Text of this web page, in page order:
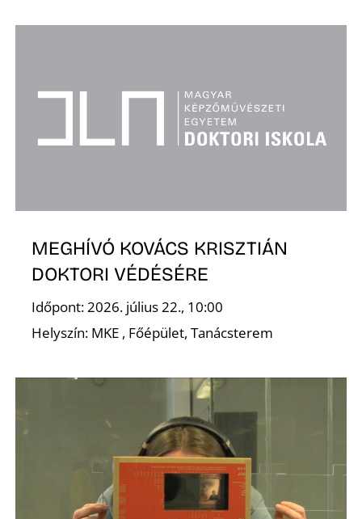
MEGHÍVÓ KOVÁCS KRISZTIÁN
DOKTORI VÉDÉSÉRE
Időpont: 2026. július 22., 10:00
Helyszín: MKE , Főépület, Tanácsterem